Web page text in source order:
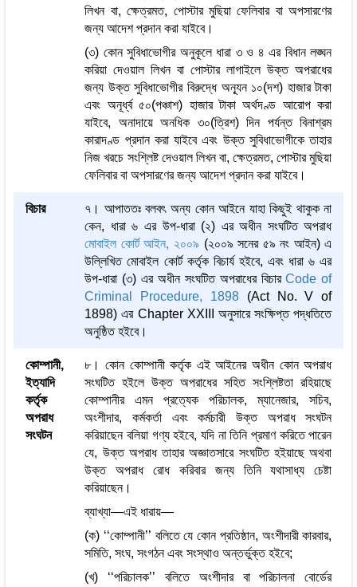
লিখন বা, ক্ষেত্রমত, পোস্টার মুছিয়া ফেলিবার বা অপসারণের
জন্য আদেশ প্রদান করা যাইবে।
(৩) কোন সুবিধাভোগীর অনুকূলে ধারা ৩ ও ৪ এর বিধান লঙ্ঘন
করিয়া দেওয়াল লিখন বা পোস্টার লাগাইলে উক্ত অপরাধের
জন্য উক্ত সুবিধাভোগীর বিরুদ্ধে অন্যূন ১০(দশ) হাজার টাকা
এবং অনূর্ধ্ব ৫০(পঞ্চাশ) হাজার টাকা অর্থদণ্ড আরোপ করা
যাইবে, অনাদায়ে অনধিক ৩০(ত্রিশ) দিন পর্যন্ত বিনাশ্রম
কারাদণ্ড প্রদান করা যাইবে এবং উক্ত সুবিধাভোগীকে তাহার
নিজ খরচে সংশ্লিষ্ট দেওয়াল লিখন বা, ক্ষেত্রমত, পোস্টার মুছিয়া
ফেলিবার বা অপসারণের জন্য আদেশ প্রদান করা যাইবে।
বিচার
৭। আপাততঃ বলবৎ অন্য কোন আইনে যাহা কিছুই থাকুক না
কেন, ধারা ৬ এর উপ-ধারা (২) এর অধীন সংঘটিত অপরাধ
মোবাইল কোর্ট আইন, ২০০৯ (২০০৯ সনের ৫৯ নং আইন) এ
উল্লিখিত মোবাইল কোর্ট কর্তৃক বিচার্য হইবে, এবং ধারা ৬ এর
উপ-ধারা (৩) এর অধীন সংঘটিত অপরাধের বিচারCode of
Criminal Procedure, 1898(Act No. V of
1898) এর Chapter XXIII অনুসারে সংক্ষিপ্ত পদ্ধতিতে
অনুষ্ঠিত হইবে।
কোম্পানী,
ইত্যাদি
কর্তৃক
অপরাধ
সংঘটন
৮। কোন কোম্পানী কর্তৃক এই আইনের অধীন কোন অপরাধ
সংঘটিত হইলে উক্ত অপরাধের সহিত সংশ্লিষ্টতা রহিয়াছে
কোম্পানীর এমন প্রত্যেক পরিচালক, ম্যানেজার, সচিব,
অংশীদার, কর্মকর্তা এবং কর্মচারী উক্ত অপরাধ সংঘটন
করিয়াছেন বলিয়া গণ্য হইবে, যদি না তিনি প্রমাণ করিতে পারেন
যে, উক্ত অপরাধ তাহার অজ্ঞাতসারে সংঘটিত হইয়াছে অথবা
উক্ত অপরাধ রোধ করিবার জন্য তিনি যথাসাধ্য চেষ্টা
করিয়াছেন।
ব্যাখ্যা—এই ধারায়—
(ক) ‘‘কোম্পানী’’ বলিতে যে কোন প্রতিষ্ঠান, অংশীদারী কারবার,
সমিতি, সংঘ, সংগঠন এবং সংস্থাও অন্তর্ভুক্ত হইবে;
(খ) ‘‘পরিচালক’’ বলিতে অংশীদার বা পরিচালনা বোর্ডের